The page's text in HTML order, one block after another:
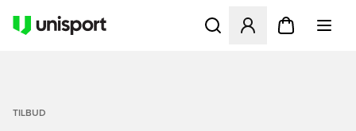
Åbner en Modal til at
TILBUD